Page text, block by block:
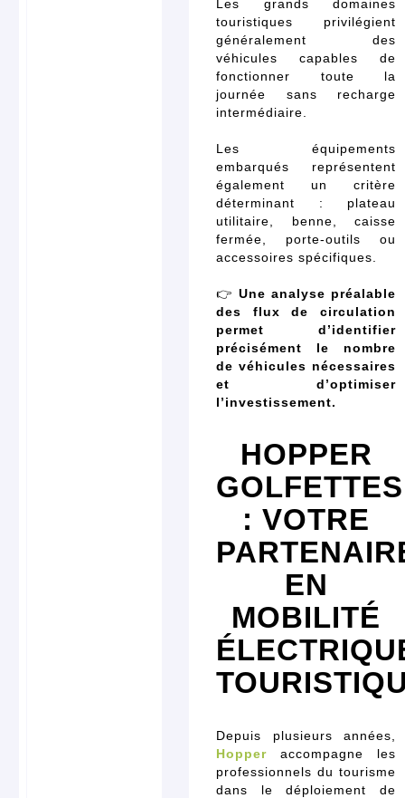
Les grands domaines
touristiques privilégient
généralement des
véhicules capables de
fonctionner toute la
journée sans recharge
intermédiaire.
Les équipements
embarqués représentent
également un critère
déterminant : plateau
utilitaire, benne, caisse
fermée, porte-outils ou
accessoires spécifiques.
👉Une analyse préalable
des flux de circulation
permet d’identifier
précisément le nombre
de véhicules nécessaires
et d’optimiser
l’investissement.
HOPPER
GOLFETTES
: VOTRE
EN
MOBILITÉ
Depuis plusieurs années,
Hopper
accompagne les
professionnels du tourisme
dans le déploiement de